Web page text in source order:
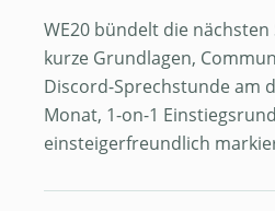
WE20 bündelt die
kurze Grundlagen,
Discord-Sprechstunde am
Monat, 1-on-1
einsteigerfreundlich